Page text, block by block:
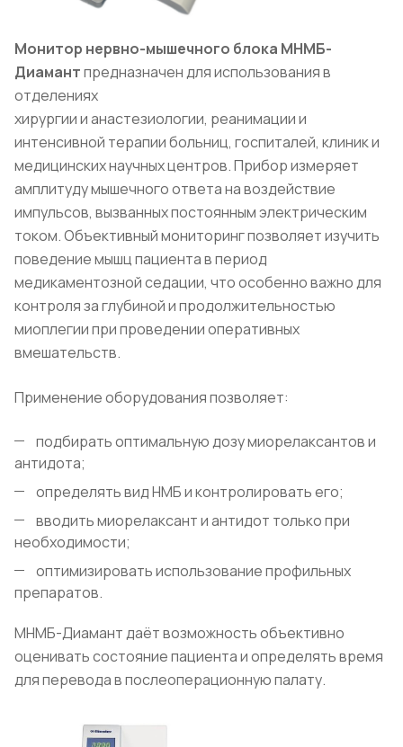
Монитор нервно-мышечного блока МНМБ-
Диамантпредназначен для использования в
отделениях
хирургии и анастезиологии, реанимации и
интенсивной терапии больниц, госпиталей, клиник и
медицинских научных центров. Прибор измеряет
амплитуду мышечного ответа на воздействие
импульсов, вызванных постоянным электрическим
током. Объективный мониторинг позволяет изучить
поведение мышц пациента в период
медикаментозной седации, что особенно важно для
контроля за глубиной и продолжительностью
миоплегии при проведении оперативных
вмешательств.
Применение оборудования позволяет:
подбирать оптимальную дозу миорелаксантов и
антидота;
определять вид НМБ и контролировать его;
вводить миорелаксант и антидот только при
необходимости;
оптимизировать использование профильных
препаратов.
МНМБ-Диамант даёт возможность объективно
оценивать состояние пациента и определять время
для перевода в послеоперационную палату.